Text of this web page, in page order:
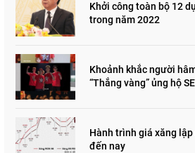
Khởi công toàn bộ 12
trong năm 2022
Khoảnh khắc người
“Thắng vàng” ủng hộ
Hành trình giá xăng
đến nay